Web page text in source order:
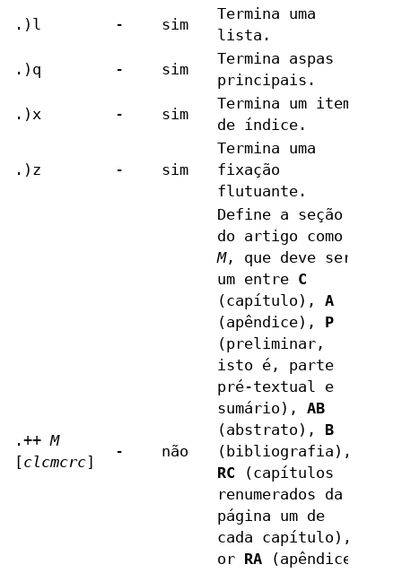
.)l
- sim
Termina uma
lista.
.)q
- sim
Termina aspas
principais.
.)x
- sim
Termina um item
de índice.
.)z - sim
Termina uma
fixação
flutuante.
.++M
[clcmcrc]
- não
Define a seção
do artigo como
M, que deve ser
um entre C
(capítulo), A
(apêndice), P
(preliminar,
isto é, parte
pré-textual e
sumário), AB
(abstrato), B
(bibliografia),
RC (capítulos
renumerados da
página um de
cada capítulo),
or RA (apêndice